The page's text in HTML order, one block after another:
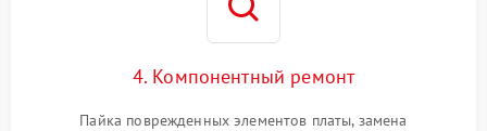
4. Компонентный ремонт
Пайка поврежденных элементов платы, замена